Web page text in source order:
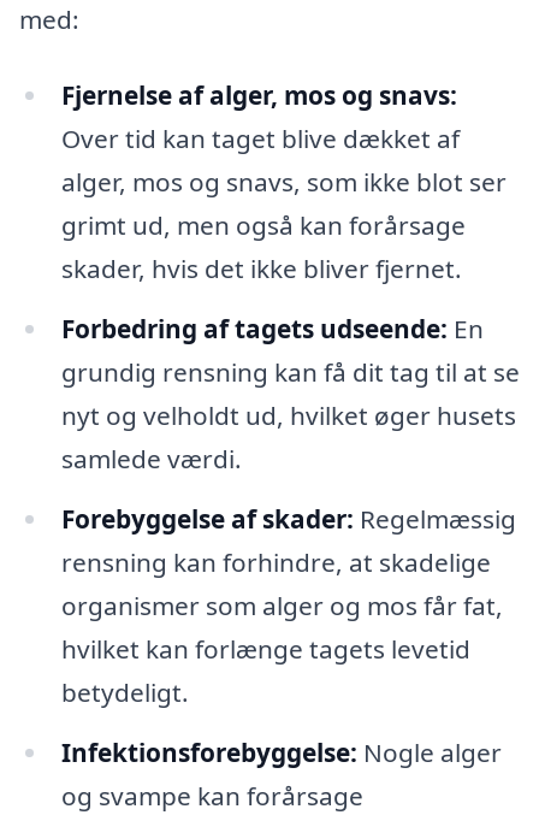
med:
Fjernelse af alger, mos og snavs:
Over tid kan taget blive dækket af
alger, mos og snavs, som ikke blot ser
grimt ud, men også kan forårsage
skader, hvis det ikke bliver fjernet.
Forbedring af tagets udseende: En
grundig rensning kan få dit tag til at se
nyt og velholdt ud, hvilket øger husets
samlede værdi.
Forebyggelse af skader: Regelmæssig
rensning kan forhindre, at skadelige
organismer som alger og mos får fat,
hvilket kan forlænge tagets levetid
betydeligt.
Infektionsforebyggelse: Nogle alger
og svampe kan forårsage